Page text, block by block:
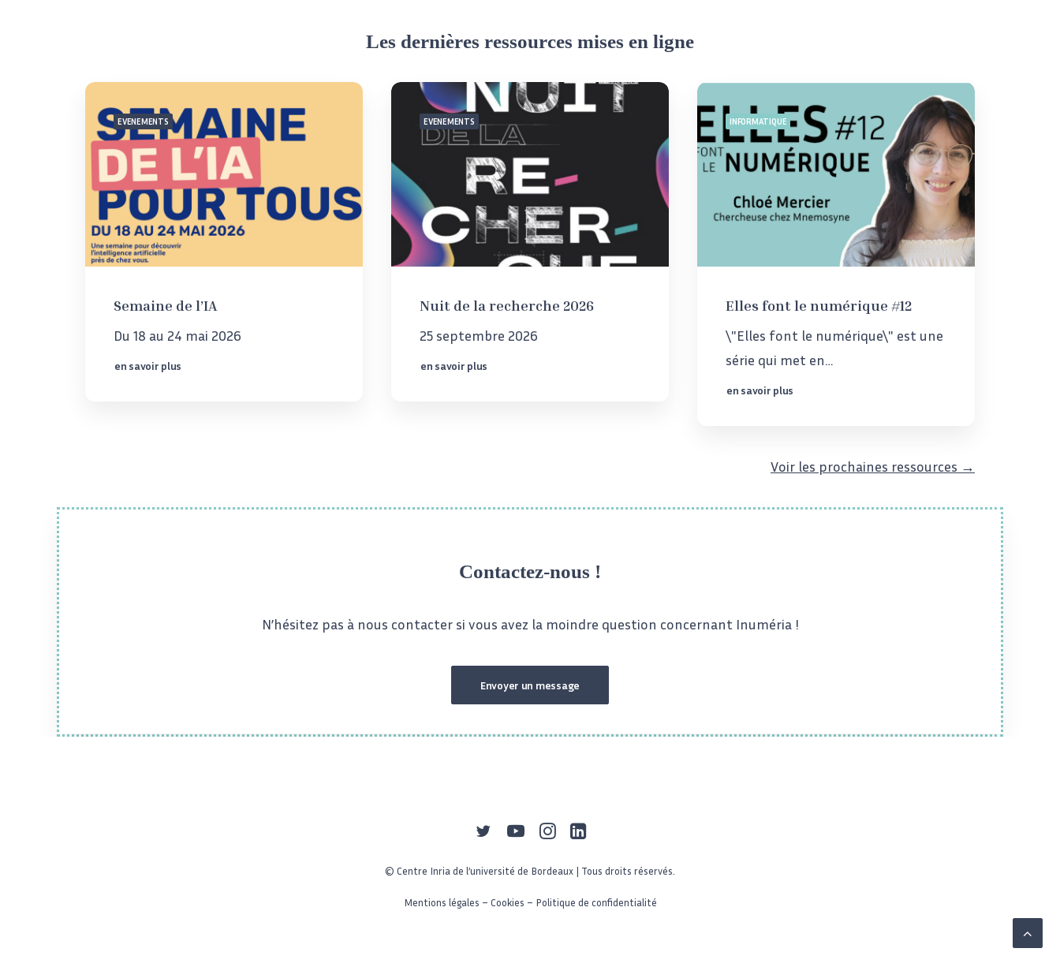
Les dernières ressources mises en ligne
EVENEMENTS
Semaine de l’IA
Du 18 au 24 mai 2026
en savoir plus
EVENEMENTS
Nuit de la recherche 2026
25 septembre 2026
en savoir plus
INFORMATIQUE
Elles font le numérique #12
\"Elles font le numérique\" est une
série qui met en…
en savoir plus
Voir les prochaines ressources →
Contactez-nous !
N’hésitez pas à nous contacter si vous avez la moindre question concernant Inuméria !
Envoyer un message
© Centre Inria de l’université de Bordeaux | Tous droits réservés.
Mentions légales – Cookies – Politique de confidentialité